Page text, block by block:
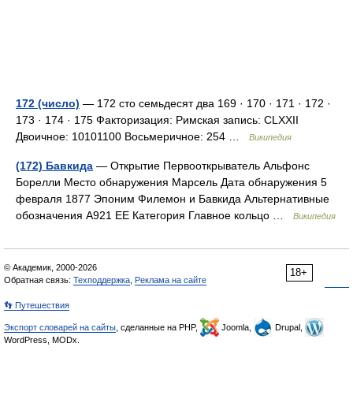
172 (число) — 172 сто семьдесят два 169 · 170 · 171 · 172 ·
173 · 174 · 175 Факторизация: Римская запись: CLXXII
Двоичное: 10101100 Восьмеричное: 254 …
Википедия
(172) Бавкида — Открытие Первооткрыватель Альфонс
Борелли Место обнаружения Марсель Дата обнаружения 5
февраля 1877 Эпоним Филемон и Бавкида Альтернативные
обозначения A921 EE Категория Главное кольцо …
Википедия
18+
© Академик, 2000-2026
Обратная связь: Техподдержка Реклама на сайте
👣 Путешествия
Экспорт словарей на сайты , сделанные на PHP, Joomla,
Drupal,
WordPress, MODx.